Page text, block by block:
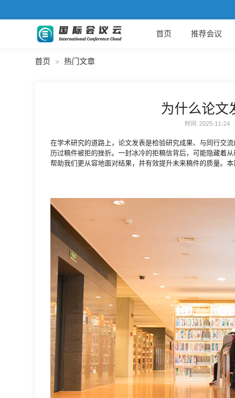
首页 推荐会议
首页 > 热门文章
为什么论文
时间: 2025-11-24
在学术研究的道路上，论文发表是检验研究成果、与同行交
历过稿件被拒的挫折。一封冰冷的拒稿信背后，可能隐藏着
帮助我们更从容地面对结果，并有效提升未来稿件的质量。